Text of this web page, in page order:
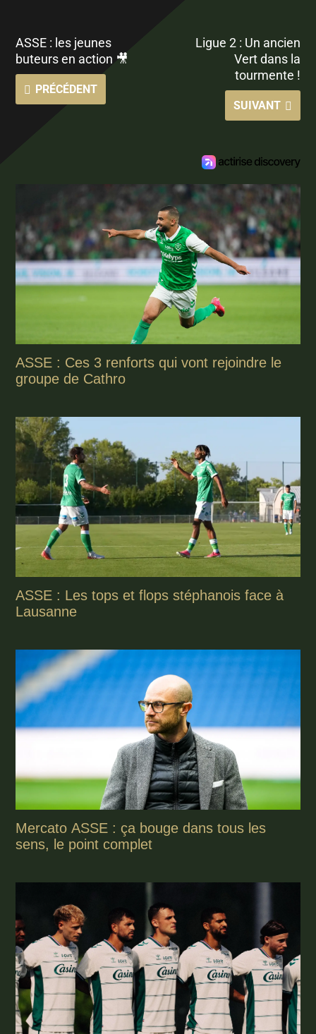
ASSE : les jeunes
buteurs en action 🎥
PRÉCÉDENT
Ligue 2 : Un ancien
Vert dans la
tourmente !
SUIVANT
ASSE : Ces 3 renforts qui vont rejoindre le
groupe de Cathro
ASSE : Les tops et flops stéphanois face à
Lausanne
Mercato ASSE : ça bouge dans tous les
sens, le point complet